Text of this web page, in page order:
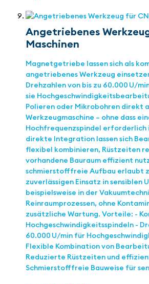
Angetriebenes
Maschinen
Magnetgetriebe lassen sich als
angetriebenes Werkzeug
Drehzahlen von bis zu 60.000 U/
sie
Polieren oder Mikrobohren direkt
Werkzeugmaschine – ohne dass
Hochfrequenzspindel erforderlich
direkte Integration lassen sich
flexibel kombinieren, Rüstzeiten
vorhandene Bauraum effizient
schmierstofffreie Aufbau erlaubt
zuverlässigen Einsatz in sensiblen
beispielsweise in der
Reinraumprozessen, ohne
zusätzliche Wartung. Vorteile: -
Hochgeschwindigkeitsspindeln -
60.000 U/min für
Flexible Kombination von
Reduzierte Rüstzeiten und
Schmierstofffreie Bauweise für